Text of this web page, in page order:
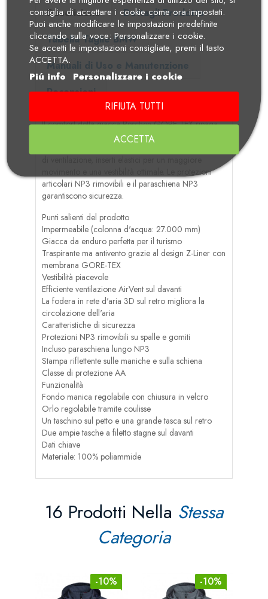
Descrizione
Dettagli Prodotto
Tabella Taglie BMW
Manuali di Uso e Manutenzione
Recensioni
Il comfort della giacca Reschen GORE-TEX ripaga
soprattutto nei lunghi tour. La giacca Enduro
movimento e una vestibilità ottimale. Le protezioni
articolari NP3 rimovibili e il paraschiena NP3
garantiscono sicurezza.
Punti salienti del prodotto
Impermeabile (colonna d'acqua: 27.000 mm)
Giacca da enduro perfetta per il turismo
Traspirante ma antivento grazie al design Z-Liner con
membrana GORE-TEX
Vestibilità piacevole
Efficiente ventilazione AirVent sul davanti
La fodera in rete d'aria 3D sul retro migliora la
circolazione dell'aria
Caratteristiche di sicurezza
Protezioni NP3 rimovibili su spalle e gomiti
Incluso paraschiena lungo NP3
Stampa riflettente sulle maniche e sulla schiena
Classe di protezione AA
Funzionalità
Fondo manica regolabile con chiusura in velcro
Orlo regolabile tramite coulisse
Un taschino sul petto e una grande tasca sul retro
Due ampie tasche a filetto stagne sul davanti
Dati chiave
Materiale: 100% poliammide
16 Prodotti Nella Stessa
Categoria
-10% -10%
consiglia di accettare i cookie come ora impostati.
Puoi anche modificare le impostazioni predefinite
cliccando sulla voce: Personalizzare i cookie.
Se accetti le impostazioni consigliate, premi il tasto
ACCETTA.
Piú info
Personalizzare i cookie
RIFIUTA TUTTI
ACCETTA